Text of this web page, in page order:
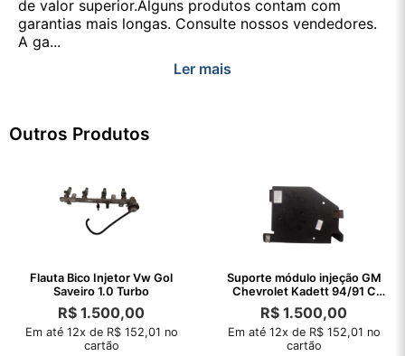
de valor superior.Alguns produtos contam com
garantias mais longas. Consulte nossos vendedores.
A ga...
Ler mais
Outros Produtos
Flauta Bico Injetor Vw Gol
Saveiro 1.0 Turbo
R$ 1.500,00
Em até 12x de R$ 152,01 no
cartão
Suporte módulo injeção GM
Chevrolet Kadett 94/91 C
Detalhe
R$ 1.500,00
Em até 12x de R$ 152,01 no
cartão